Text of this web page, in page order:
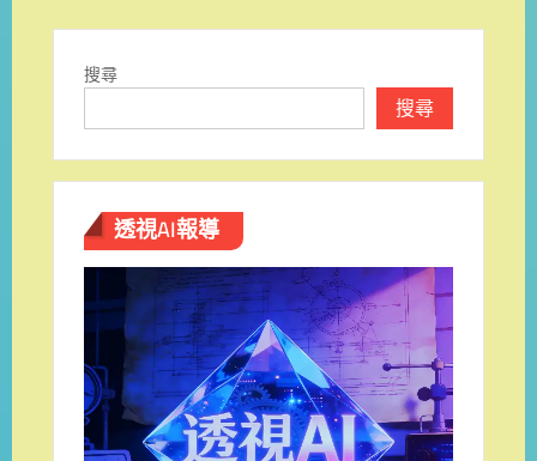
搜尋
搜尋
透視AI報導